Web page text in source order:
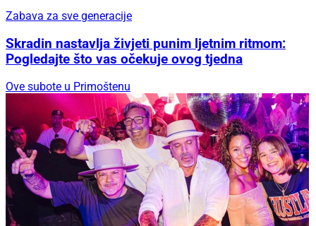
Zabava za sve generacije
Skradin nastavlja živjeti punim ljetnim ritmom:
Pogledajte što vas očekuje ovog tjedna
Ove subote u Primoštenu